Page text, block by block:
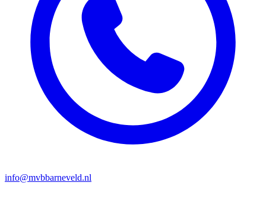
info@mvbbarneveld.nl